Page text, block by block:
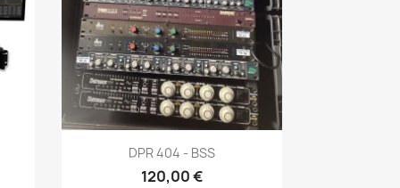
Aperçu rapide
DPR 404 - BSS
120,00 €